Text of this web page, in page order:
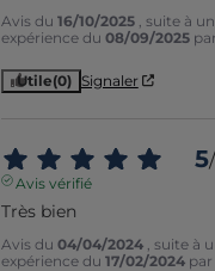
Avis du 16/10/2025
, suite à
expérience du 08/09/2025
Utile(0) Signaler
5/
Avis vérifié
Très bien
Avis du 04/04/2024
, suite à
expérience du 17/02/2024 par